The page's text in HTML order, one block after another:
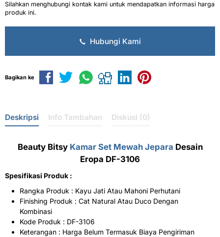
Silahkan menghubungi kontak kami untuk mendapatkan informasi harga
produk ini.
Hubungi Kami
Bagikan ke
Deskripsi Info Tambahan Diskusi (0)
Beauty Bitsy Kamar Set Mewah Jepara Desain
Eropa DF-3106
Spesifikasi Produk :
Rangka Produk : Kayu Jati Atau Mahoni Perhutani
Finishing Produk : Cat Natural Atau Duco Dengan
Kombinasi
Kode Produk : DF-3106
Keterangan : Harga Belum Termasuk Biaya Pengiriman